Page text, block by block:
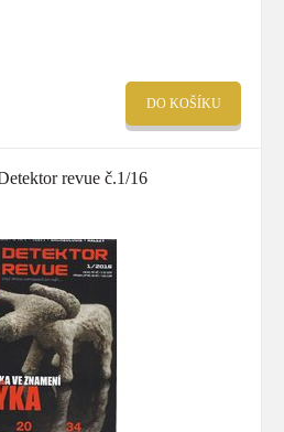
DO KOŠÍKU
revue č.1/16